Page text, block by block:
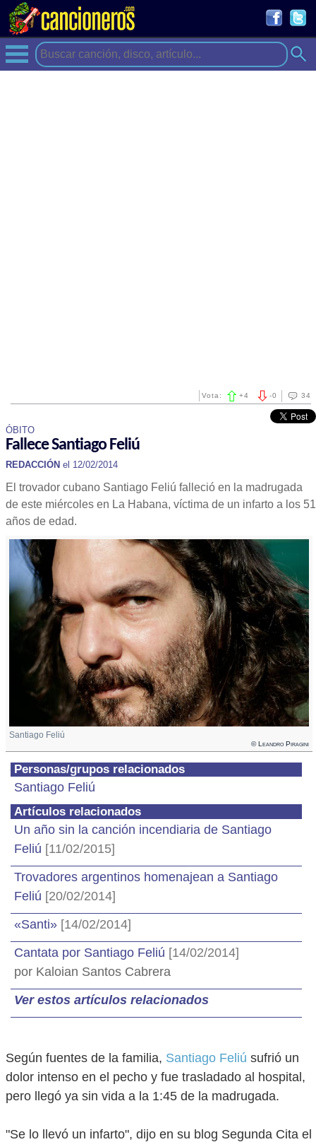
34
-0
Vota: +4
ÓBITO
Fallece Santiago Feliú
REDACCIÓN el 12/02/2014
El trovador cubano Santiago Feliú falleció en la madrugada
de este miércoles en La Habana, víctima de un infarto a los 51
años de edad.
Santiago Feliú
© Leandro Piragini
Personas/grupos relacionados
Santiago Feliú
Artículos relacionados
Un año sin la canción incendiaria de Santiago
Feliú [11/02/2015]
Trovadores argentinos homenajean a Santiago
Feliú [20/02/2014]
«Santi» [14/02/2014]
Cantata por Santiago Feliú [14/02/2014]
por Kaloian Santos Cabrera
Ver estos artículos relacionados
Según fuentes de la familia, Santiago Feliú sufrió un
dolor intenso en el pecho y fue trasladado al hospital,
pero llegó ya sin vida a la 1:45 de la madrugada.
"Se lo llevó un infarto", dijo en su blog Segunda Cita el